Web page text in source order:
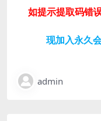
如提示提取码错
现加入永久
admin